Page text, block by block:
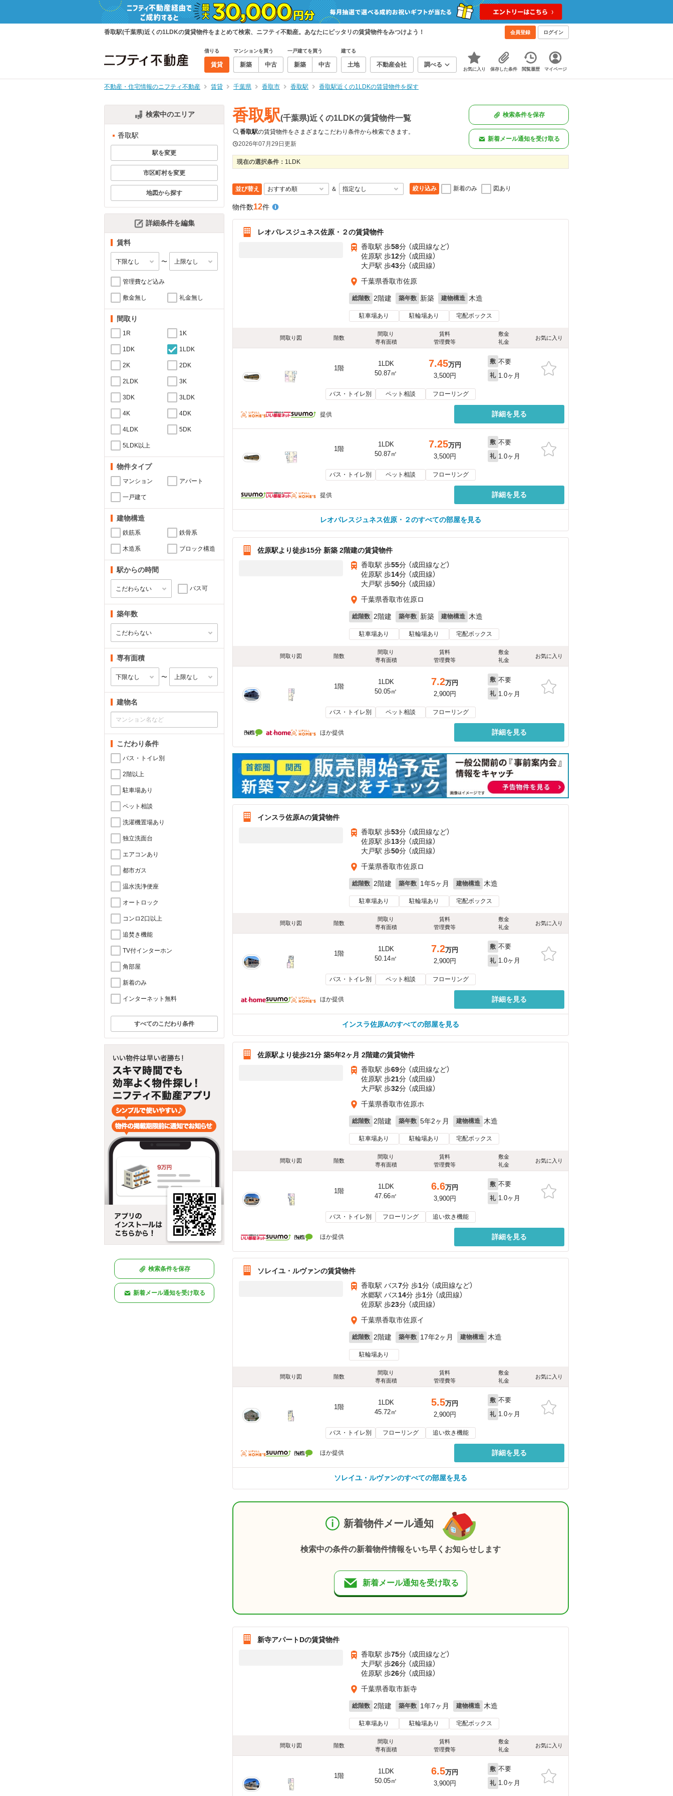
香取駅(千葉県)近くの1LDKの賃貸物件をまとめて検索、ニフティ不動産。あなたにピッタリの賃貸物件をみつけよう！ 会員登録 ログイン
借りる
賃貸
マンションを買う
新築 中古
一戸建てを買う
新築 中古
建てる
土地 不動産会社 調べる
お気に入り 保存した条件 閲覧履歴 マイページ
不動産・住宅情報のニフティ不動産 賃貸 千葉県 香取市 香取駅 香取駅近くの1LDKの賃貸物件を探す
検索中のエリア
香取駅
駅を変更
市区町村を変更
地図から探す
詳細条件を編集
賃料
〜
管理費など込み
敷金無し 礼金無し
間取り
1R 1K
1DK 1LDK
2K 2DK
2LDK 3K
3DK 3LDK
4K 4DK
4LDK 5DK
5LDK以上
物件タイプ
マンション アパート
一戸建て
建物構造
鉄筋系 鉄骨系
木造系 ブロック構造
駅からの時間
バス可
築年数
専有面積
〜
建物名
こだわり条件
バス・トイレ別
2階以上
駐車場あり
ペット相談
洗濯機置場あり
独立洗面台
エアコンあり
都市ガス
温水洗浄便座
オートロック
コンロ2口以上
追焚き機能
TV付インターホン
角部屋
新着のみ
インターネット無料
すべてのこだわり条件
検索条件を保存
新着メール通知を受け取る
香取駅(千葉県)近くの1LDKの賃貸物件一覧
香取駅の賃貸物件をさまざまなこだわり条件から検索できます。
2026年07月29日更新
検索条件を保存
新着メール通知を受け取る
現在の選択条件： 1LDK
並び替え ＆ 絞り込み 新着のみ 図あり
物件数12件
レオパレスジュネス佐原・２の賃貸物件
香取駅 歩58分 （成田線など）
佐原駅 歩12分 （成田線）
大戸駅 歩43分 （成田線）
千葉県香取市佐原
総階数 2階建 築年数 新築 建物構造 木造
駐車場あり 駐輪場あり 宅配ボックス
間取り図 階数
間取り
専有面積
賃料
管理費等
敷金
礼金
お気に入り
1階
1LDK
50.87㎡
7.45万円
3,500円
敷 不要
礼 1.0ヶ月
バス・トイレ別 ペット相談 フローリング
提供 詳細を見る
1階
1LDK
50.87㎡
7.25万円
3,500円
敷 不要
礼 1.0ヶ月
バス・トイレ別 ペット相談 フローリング
提供 詳細を見る
レオパレスジュネス佐原・２のすべての部屋を見る
佐原駅より徒歩15分 新築 2階建の賃貸物件
香取駅 歩55分 （成田線など）
佐原駅 歩14分 （成田線）
大戸駅 歩50分 （成田線）
千葉県香取市佐原ロ
総階数 2階建 築年数 新築 建物構造 木造
駐車場あり 駐輪場あり 宅配ボックス
間取り図 階数
間取り
専有面積
賃料
管理費等
敷金
礼金
お気に入り
1階
1LDK
50.05㎡
7.2万円
2,900円
敷 不要
礼 1.0ヶ月
バス・トイレ別 ペット相談 フローリング
ほか提供 詳細を見る
インスラ佐原Aの賃貸物件
香取駅 歩53分 （成田線など）
佐原駅 歩13分 （成田線）
大戸駅 歩50分 （成田線）
千葉県香取市佐原ロ
総階数 2階建 築年数 1年5ヶ月 建物構造 木造
駐車場あり 駐輪場あり 宅配ボックス
間取り図 階数
間取り
専有面積
賃料
管理費等
敷金
礼金
お気に入り
1階
1LDK
50.14㎡
7.2万円
2,900円
敷 不要
礼 1.0ヶ月
バス・トイレ別 ペット相談 フローリング
ほか提供 詳細を見る
インスラ佐原Aのすべての部屋を見る
佐原駅より徒歩21分 築5年2ヶ月 2階建の賃貸物件
香取駅 歩69分 （成田線など）
佐原駅 歩21分 （成田線）
大戸駅 歩32分 （成田線）
千葉県香取市佐原ホ
総階数 2階建 築年数 5年2ヶ月 建物構造 木造
駐車場あり 駐輪場あり 宅配ボックス
間取り図 階数
間取り
専有面積
賃料
管理費等
敷金
礼金
お気に入り
1階
1LDK
47.66㎡
6.6万円
3,900円
敷 不要
礼 1.0ヶ月
バス・トイレ別 フローリング 追い炊き機能
ほか提供 詳細を見る
ソレイユ・ルヴァンの賃貸物件
香取駅 バス7分 歩1分 （成田線など）
水郷駅 バス14分 歩1分 （成田線）
佐原駅 歩23分 （成田線）
千葉県香取市佐原イ
総階数 2階建 築年数 17年2ヶ月 建物構造 木造
駐輪場あり
間取り図 階数
間取り
専有面積
賃料
管理費等
敷金
礼金
お気に入り
1階
1LDK
45.72㎡
5.5万円
2,900円
敷 不要
礼 1.0ヶ月
バス・トイレ別 フローリング 追い炊き機能
ほか提供 詳細を見る
ソレイユ・ルヴァンのすべての部屋を見る
新着物件メール通知
検索中の条件の新着物件情報をいち早くお知らせします
新着メール通知を受け取る
新寺アパートDの賃貸物件
香取駅 歩75分 （成田線など）
大戸駅 歩26分 （成田線）
佐原駅 歩26分 （成田線）
千葉県香取市新寺
総階数 2階建 築年数 1年7ヶ月 建物構造 木造
駐車場あり 駐輪場あり 宅配ボックス
間取り図 階数
間取り
専有面積
賃料
管理費等
敷金
礼金
お気に入り
1階
1LDK
50.05㎡
6.5万円
3,900円
敷 不要
礼 1.0ヶ月